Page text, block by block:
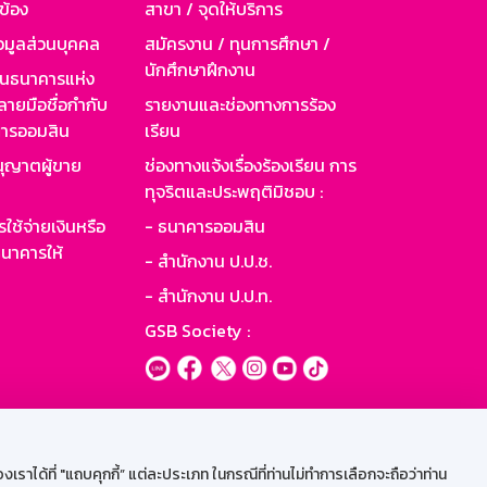
ได้ที่ "แถบคุกกี้” แต่ละประเภท ในกรณีที่ท่านไม่ทำการเลือกจะถือว่าท่าน
อง
มูลส่วนบุคคล
นาคารแห่ง
ายมือชื่อกำกับ
รออมสิน
ญาตผู้ขาย
ช้จ่ายเงินหรือ
คารให้
สาขา / จุดให้บริการ
สมัครงาน / ทุนการศึกษา /
นักศึกษาฝึกงาน
รายงานและช่องทางการร้อง
เรียน
ช่องทางแจ้งเรื่องร้องเรียน การ
ทุจริตและประพฤติมิชอบ :
- ธนาคารออมสิน
- สำนักงาน ป.ป.ช.
- สำนักงาน ป.ป.ท.
GSB Society :